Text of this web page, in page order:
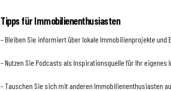
Tipps für Immobilienenthusiasten
– Bleiben Sie informiert über lokale Immobilienprojekte und
– Nutzen Sie Podcasts als Inspirationsquelle für Ihr
– Tauschen Sie sich mit anderen Immobilienenthusiasten